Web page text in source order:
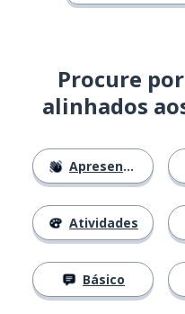
Procure
alinhados
Apresentações
Atividades
Básico